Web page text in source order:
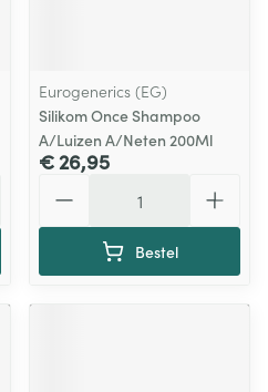
Eurogenerics (EG)
Silikom Once Shampoo
A/Luizen A/Neten 200Ml
€ 26,95
Bestel